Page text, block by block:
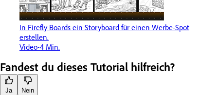
In Firefly Boards ein Storyboard für einen Werbe-Spot
erstellen.
Video 4 Min.
Fandest du dieses Tutorial hilfreich?
Ja Nein